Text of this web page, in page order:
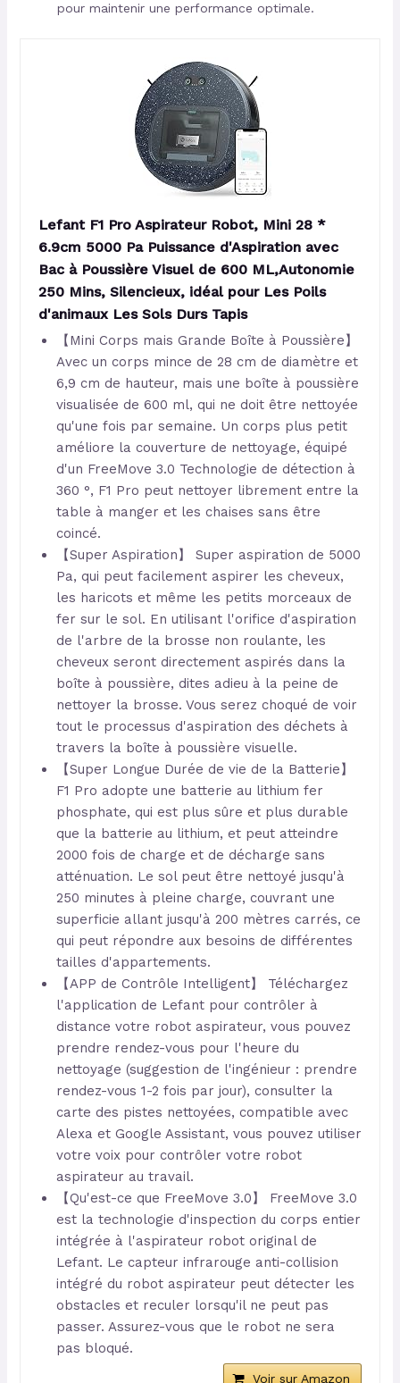
pour maintenir une performance optimale.
Lefant F1 Pro Aspirateur Robot, Mini 28 *
6.9cm 5000 Pa Puissance d'Aspiration avec
Bac à Poussière Visuel de 600 ML,Autonomie
250 Mins, Silencieux, idéal pour Les Poils
d'animaux Les Sols Durs Tapis
【Mini Corps mais Grande Boîte à Poussière】
Avec un corps mince de 28 cm de diamètre et
6,9 cm de hauteur, mais une boîte à poussière
visualisée de 600 ml, qui ne doit être nettoyée
qu'une fois par semaine. Un corps plus petit
améliore la couverture de nettoyage, équipé
d'un FreeMove 3.0 Technologie de détection à
360 °, F1 Pro peut nettoyer librement entre la
table à manger et les chaises sans être
coincé.
【Super Aspiration】 Super aspiration de 5000
Pa, qui peut facilement aspirer les cheveux,
les haricots et même les petits morceaux de
fer sur le sol. En utilisant l'orifice d'aspiration
de l'arbre de la brosse non roulante, les
cheveux seront directement aspirés dans la
boîte à poussière, dites adieu à la peine de
nettoyer la brosse. ​Vous serez choqué de voir
tout le processus d'aspiration des déchets à
travers la boîte à poussière visuelle.
【Super Longue Durée de vie de la Batterie】
F1 Pro adopte une batterie au lithium fer
phosphate, qui est plus sûre et plus durable
que la batterie au lithium, et peut atteindre
2000 fois de charge et de décharge sans
atténuation. Le sol peut être nettoyé jusqu'à
250 minutes à pleine charge, couvrant une
superficie allant jusqu'à 200 mètres carrés, ce
qui peut répondre aux besoins de différentes
tailles d'appartements.
【APP de Contrôle Intelligent】 Téléchargez
l'application de Lefant pour contrôler à
distance votre robot aspirateur, vous pouvez
prendre rendez-vous pour l'heure du
nettoyage (suggestion de l'ingénieur : prendre
rendez-vous 1-2 fois par jour), consulter la
carte des pistes nettoyées, compatible avec
Alexa et Google Assistant, vous pouvez utiliser
votre voix pour contrôler votre robot
aspirateur au travail.
【Qu'est-ce que FreeMove 3.0】 FreeMove 3.0
est la technologie d'inspection du corps entier
intégrée à l'aspirateur robot original de
Lefant. Le capteur infrarouge anti-collision
intégré du robot aspirateur peut détecter les
obstacles et reculer lorsqu'il ne peut pas
passer. Assurez-vous que le robot ne sera
pas bloqué.
Voir sur Amazon